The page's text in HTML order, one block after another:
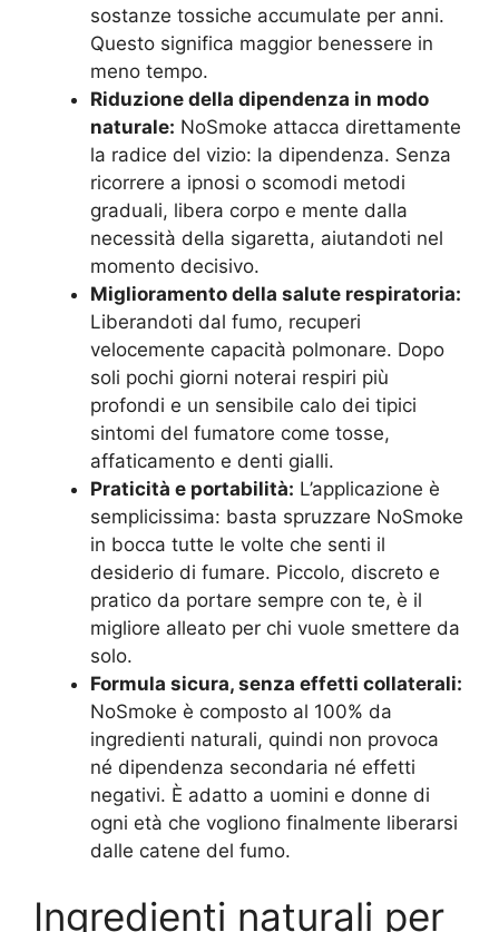
sostanze tossiche accumulate per anni.
Questo significa maggior benessere in
meno tempo.
Riduzione della dipendenza in modo
naturale: NoSmoke attacca direttamente
la radice del vizio: la dipendenza. Senza
ricorrere a ipnosi o scomodi metodi
graduali, libera corpo e mente dalla
necessità della sigaretta, aiutandoti nel
momento decisivo.
Miglioramento della salute respiratoria:
Liberandoti dal fumo, recuperi
velocemente capacità polmonare. Dopo
soli pochi giorni noterai respiri più
profondi e un sensibile calo dei tipici
sintomi del fumatore come tosse,
affaticamento e denti gialli.
Praticità e portabilità: L’applicazione è
semplicissima: basta spruzzare NoSmoke
in bocca tutte le volte che senti il
desiderio di fumare. Piccolo, discreto e
pratico da portare sempre con te, è il
migliore alleato per chi vuole smettere da
solo.
Formula sicura, senza effetti collaterali:
NoSmoke è composto al 100% da
ingredienti naturali, quindi non provoca
né dipendenza secondaria né effetti
negativi. È adatto a uomini e donne di
ogni età che vogliono finalmente liberarsi
dalle catene del fumo.
Ingredienti naturali per